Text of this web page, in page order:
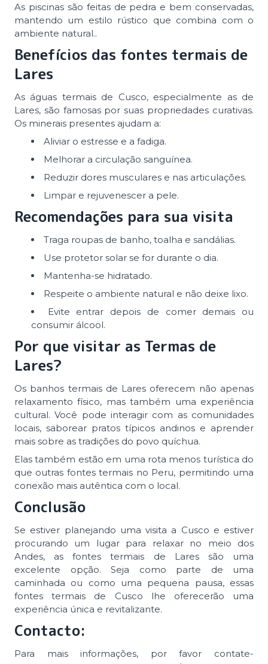
As piscinas são feitas de pedra e bem conservadas,
mantendo um estilo rústico que combina com o
ambiente natural..
Benefícios das fontes termais de
Lares
As águas termais de Cusco, especialmente as de
Lares, são famosas por suas propriedades curativas.
Os minerais presentes ajudam a:
Aliviar o estresse e a fadiga.
Melhorar a circulação sanguínea.
Reduzir dores musculares e nas articulações.
Limpar e rejuvenescer a pele.
Recomendações para sua visita
Traga roupas de banho, toalha e sandálias.
Use protetor solar se for durante o dia.
Mantenha-se hidratado.
Respeite o ambiente natural e não deixe lixo.
Evite entrar depois de comer demais ou
consumir álcool.
Por que visitar as Termas de
Lares?
Os banhos termais de Lares oferecem não apenas
relaxamento físico, mas também uma experiência
cultural. Você pode interagir com as comunidades
locais, saborear pratos típicos andinos e aprender
mais sobre as tradições do povo quíchua.
Elas também estão em uma rota menos turística do
que outras fontes termais no Peru, permitindo uma
conexão mais autêntica com o local.
Conclusão
Se estiver planejando uma visita a Cusco e estiver
procurando um lugar para relaxar no meio dos
Andes, as fontes termais de Lares são uma
excelente opção. Seja como parte de uma
caminhada ou como uma pequena pausa, essas
fontes termais de Cusco lhe oferecerão uma
experiência única e revitalizante.
Contacto:
Para mais informações, por favor contate-